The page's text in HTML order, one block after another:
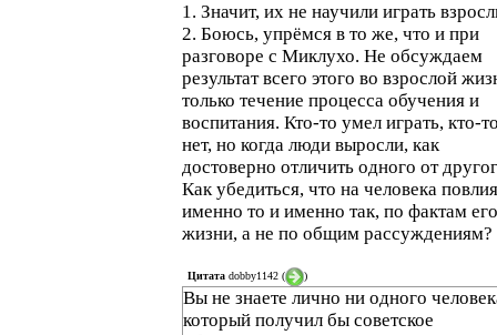
1. Значит, их не научили играть
2. Боюсь, упрёмся в то же, что и при
разговоре с Миклухо. Не обсуждаем
результат всего этого во взрослой
только течение процесса обучения и
воспитания. Кто-то умел играть, кто-
нет, но когда люди выросли, как
достоверно отличить одного от
Как убедиться, что на человека
именно то и именно так, по фактам его
жизни, а не по общим рассуждениям?
Цитата dobby1142 ( )
Вы не знаете лично ни одного
который получил бы советское